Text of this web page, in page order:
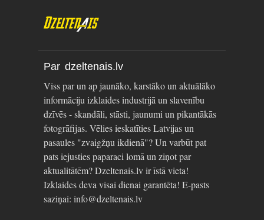
Par dzeltenais.lv
Viss par un ap jaunāko, karstāko un aktuālāko
informāciju izklaides industrijā un slavenību
dzīvēs - skandāli, stāsti, jaunumi un pikantākās
fotogrāfijas. Vēlies ieskatīties Latvijas un
pasaules "zvaigžņu ikdienā"? Un varbūt pat
pats iejusties paparaci lomā un ziņot par
aktualitātēm? Dzeltenais.lv ir īstā vieta!
Izklaides deva visai dienai garantēta! E-pasts
saziņai: info@dzeltenais.lv